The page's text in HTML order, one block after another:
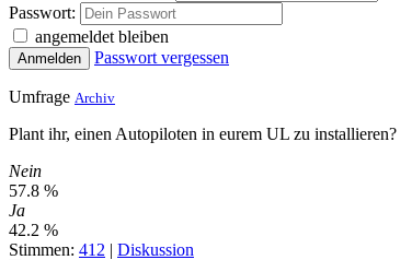
Passwort:
angemeldet bleiben
Anmelden Passwort vergessen
Umfrage Archiv
Plant ihr, einen Autopiloten in eurem UL zu installieren?
Nein
57.8 %
Ja
42.2 %
Stimmen: 412 | Diskussion